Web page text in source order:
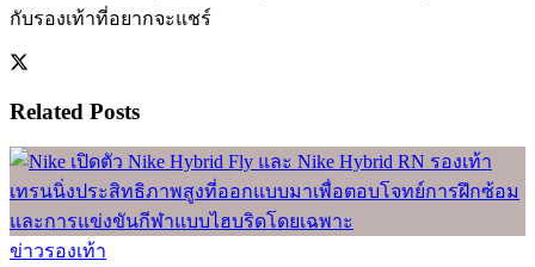
กับรองเท้าที่อยากจะแชร์
Related Posts
ข่าวรองเท้า